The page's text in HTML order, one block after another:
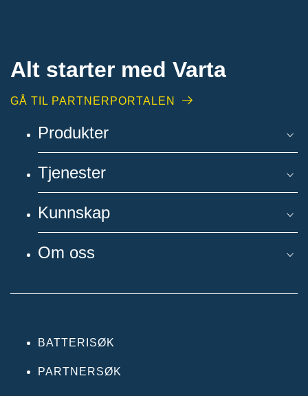
Alt starter med Varta
GÅ TIL PARTNERPORTALEN
Produkter
Tjenester
Kunnskap
Om oss
BATTERISØK
PARTNERSØK